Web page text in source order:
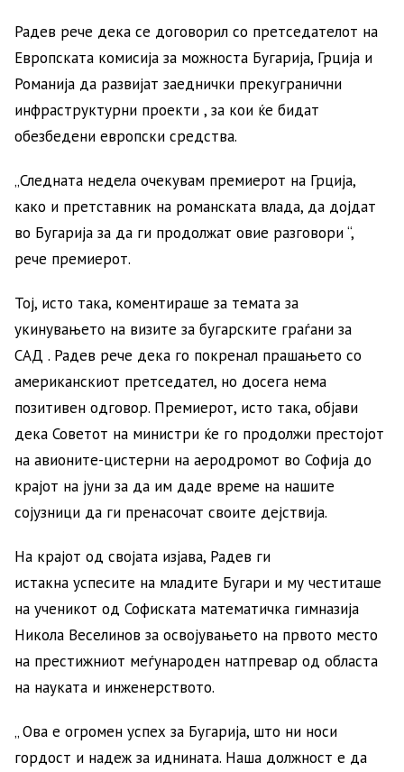
Радев рече дека се договорил со претседателот на
Европската комисија за можноста Бугарија, Грција и
Романија да развијат заеднички прекугранични
инфраструктурни проекти , за кои ќе бидат
обезбедени европски средства.
„Следната недела очекувам премиерот на Грција,
како и претставник на романската влада, да дојдат
во Бугарија за да ги продолжат овие разговори “,
рече премиерот.
Тој, исто така, коментираше за темата за
укинувањето на визите за бугарските граѓани за
САД . Радев рече дека го покренал прашањето со
американскиот претседател, но досега нема
позитивен одговор. Премиерот, исто така, објави
дека Советот на министри ќе го продолжи престојот
на авионите-цистерни на аеродромот во Софија до
крајот на јуни за да им даде време на нашите
сојузници да ги пренасочат своите дејствија.
На крајот од својата изјава, Радев ги
истакна успесите на младите Бугари и му честиташе
на ученикот од Софиската математичка гимназија
Никола Веселинов за освојувањето на првото место
на престижниот меѓународен натпревар од областа
на науката и инженерството.
„ Ова е огромен успех за Бугарија, што ни носи
гордост и надеж за иднината. Наша должност е да